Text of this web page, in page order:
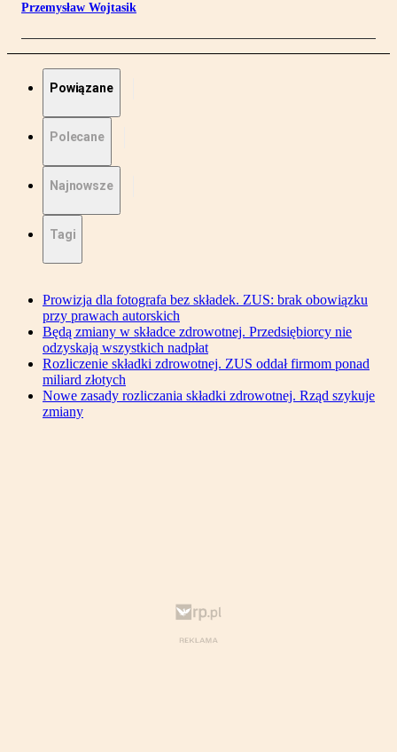
Przemysław Wojtasik
Powiązane
Polecane
Najnowsze
Tagi
Prowizja dla fotografa bez składek. ZUS: brak obowiązku
przy prawach autorskich
Będą zmiany w składce zdrowotnej. Przedsiębiorcy nie
odzyskają wszystkich nadpłat
Rozliczenie składki zdrowotnej. ZUS oddał firmom ponad
miliard złotych
Nowe zasady rozliczania składki zdrowotnej. Rząd szykuje
zmiany